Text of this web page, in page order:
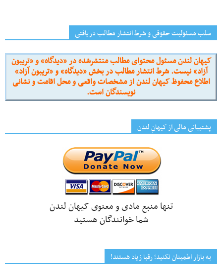
سلب مسئولیت حقوقی و شرط انتشار مطالب دریافتی
کیهان لندن مسئول محتوای مطالب منتشرشده در «دیدگاه» و «تریبون
آزاد» نیست. شرط انتشار مطالب در بخش «دیدگاه» و «تریبون آزاد»
اطلاع محفوظ کیهان لندن از مشخصات واقعی و محل اقامت و نشانی
نویسندگان است.
پشتیبانی مالی از کیهانِ لندن
تنها منبع مادی و معنوی کیهان لندن
شما خوانندگان هستید
به بازار اطمینان نکنید؛ رقبا زیاد هستند!